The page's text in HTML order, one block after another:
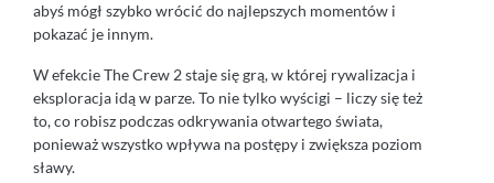
abyś mógł szybko wrócić do najlepszych momentów i
pokazać je innym.
W efekcie The Crew 2 staje się grą, w której rywalizacja i
eksploracja idą w parze. To nie tylko wyścigi – liczy się też
to, co robisz podczas odkrywania otwartego świata,
ponieważ wszystko wpływa na postępy i zwiększa poziom
sławy.